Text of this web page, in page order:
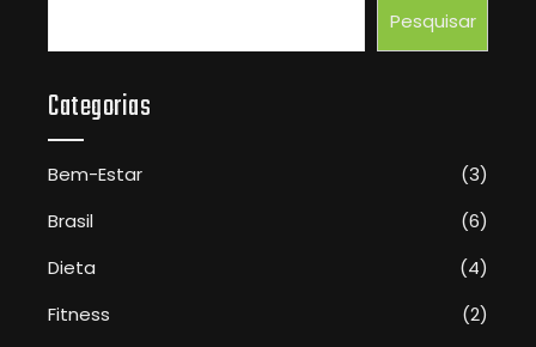
Pesquisar
Categorias
Bem-Estar
(3)
Brasil
(6)
Dieta
(4)
Fitness
(2)